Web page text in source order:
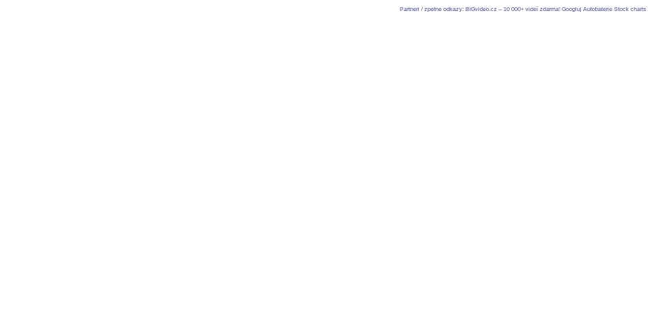
Partneri / zpetne odkazy: BIGvideo.cz – 10 000+ videí zdarma! Googluj Autobaterie Stock charts